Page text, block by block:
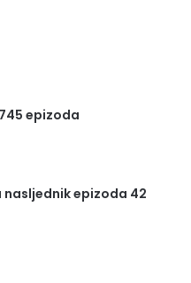
epizoda
nasljednik epizoda 42